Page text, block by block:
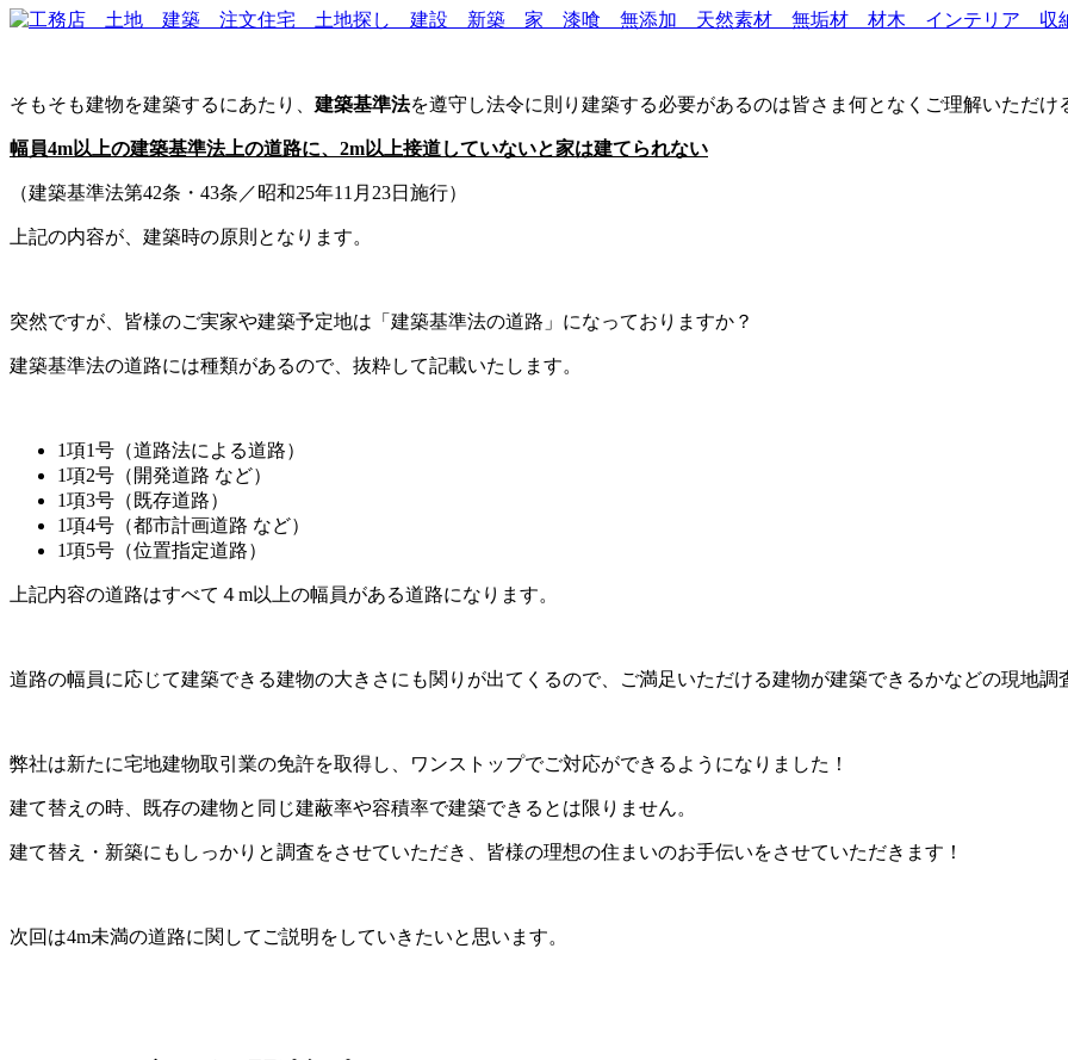
そもそも建物を建築するにあたり、 建築基準法を遵守し法令に則り建築する必要があるのは皆さま何となくご理解いただけ
幅員4m以上の建築基準法上の道路に、2m以上接道していないと家は建てられない
（建築基準法第42条・43条／昭和25年11月23日施行）
上記の内容が、建築時の原則となります。
突然ですが、皆様のご実家や建築予定地は「建築基準法の道路」になっておりますか？
建築基準法の道路には種類があるので、抜粋して記載いたします。
1項1号（道路法による道路）
1項2号（開発道路 など）
1項3号（既存道路）
1項4号（都市計画道路 など）
1項5号（位置指定道路）
上記内容の道路はすべて４m以上の幅員がある道路になります。
道路の幅員に応じて建築できる建物の大きさにも関りが出てくるので、ご満足いただける建物が建築できるかなどの現地調
弊社は新たに宅地建物取引業の免許を取得し、ワンストップでご対応ができるようになりました！
建て替えの時、既存の建物と同じ建蔽率や容積率で建築できるとは限りません。
建て替え・新築にもしっかりと調査をさせていただき、皆様の理想の住まいのお手伝いをさせていただきます！
次回は4m未満の道路に関してご説明をしていきたいと思います。